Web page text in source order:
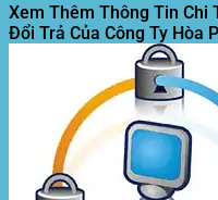
Xem Thêm Thông Tin Chi
Đổi Trả Của Công Ty Hòa